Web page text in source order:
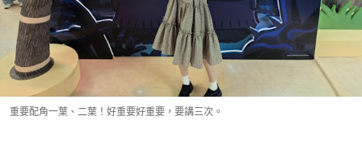
重要配角一葉、二葉！好重要好重要，要講三次。